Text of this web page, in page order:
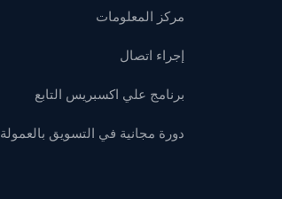
مركز المعلومات
إجراء اتصال
برنامج علي اكسبريس التابع
دورة مجانية في التسويق بالعمولة